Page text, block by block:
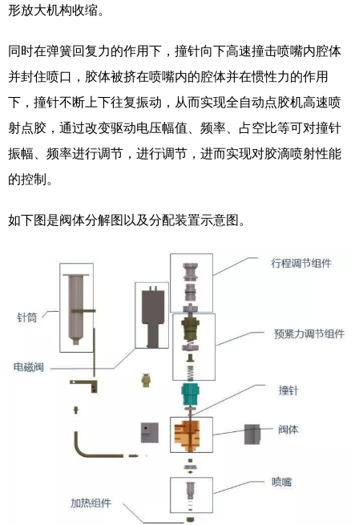
形放大机构收缩。
同时在弹簧回复力的作用下，撞针向下高速撞击喷嘴内腔体
并封住喷口，胶体被挤在喷嘴内的腔体并在惯性力的作用
下，撞针不断上下往复振动，从而实现全自动点胶机高速喷
射点胶，通过改变驱动电压幅值、频率、占空比等可对撞针
振幅、频率进行调节，进行调节，进而实现对胶滴喷射性能
的控制。
如下图是阀体分解图以及分配装置示意图。